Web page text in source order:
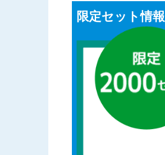
限定セット情報